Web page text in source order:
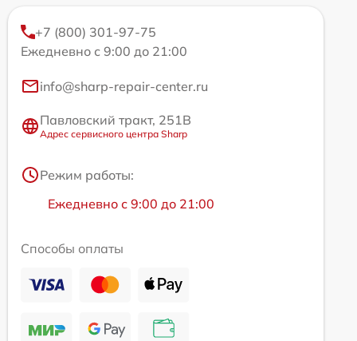
+7 (800) 301-97-75
Ежедневно с 9:00 до 21:00
info@sharp-repair-center.ru
Павловский тракт, 251В
Адрес сервисного центра Sharp
Режим работы:
Ежедневно с 9:00 до 21:00
Способы оплаты